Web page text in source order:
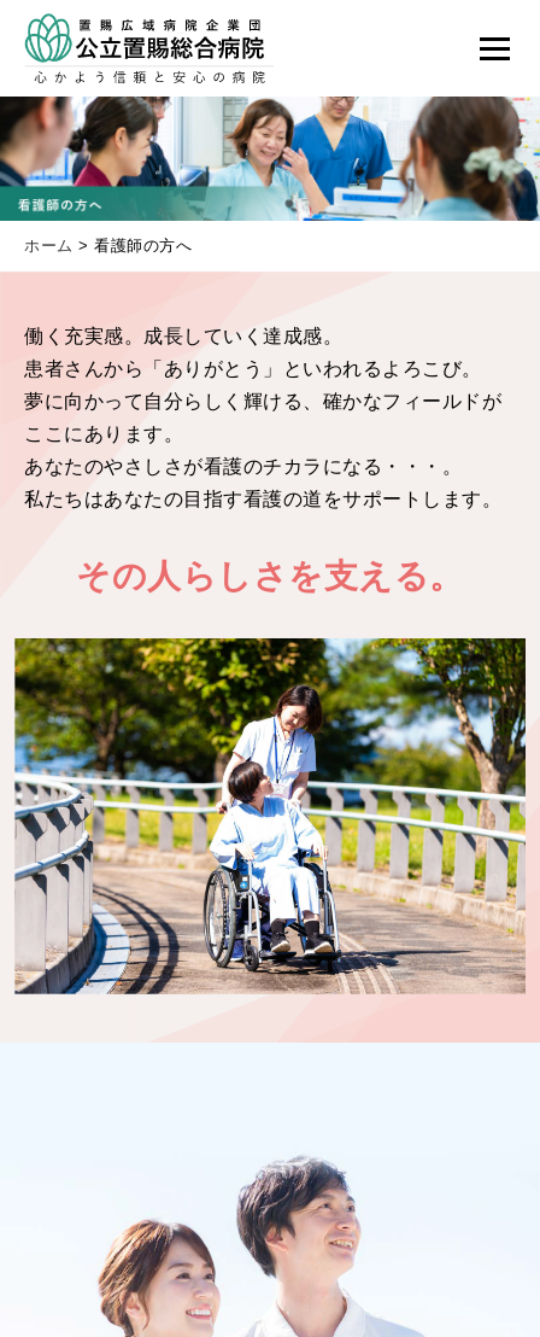
ホーム > 看護師の方へ
働く充実感。成長していく達成感。
患者さんから「ありがとう」といわれるよろこび。
夢に向かって自分らしく輝ける、確かなフィールドが
ここにあります。
あなたのやさしさが看護のチカラになる・・・。
私たちはあなたの目指す看護の道をサポートします。
その人らしさを支える。